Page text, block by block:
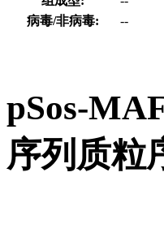
病毒/非病毒:
--
pSos-
序列质粒